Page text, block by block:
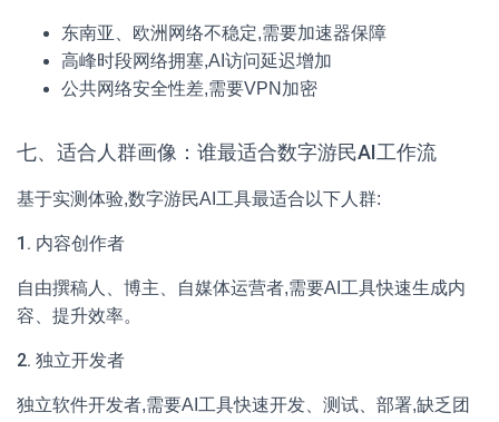
东南亚、欧洲网络不稳定,需要加速器保障
高峰时段网络拥塞,AI访问延迟增加
公共网络安全性差,需要VPN加密
七、适合人群画像：谁最适合数字游民AI工作流
基于实测体验,数字游民AI工具最适合以下人群:
1. 内容创作者
自由撰稿人、博主、自媒体运营者,需要AI工具快速生成内
容、提升效率。
2. 独立开发者
独立软件开发者,需要AI工具快速开发、测试、部署,缺乏团